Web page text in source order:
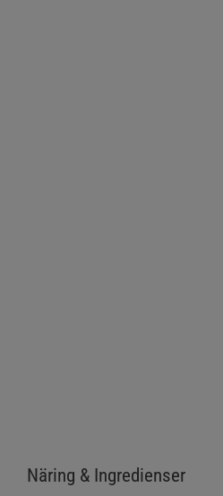
Näring & Ingredienser